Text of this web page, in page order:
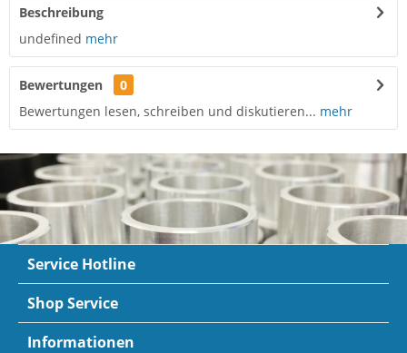
Beschreibung
undefined mehr
Bewertungen
0
Bewertungen lesen, schreiben und diskutieren... mehr
Service Hotline
Shop Service
Informationen